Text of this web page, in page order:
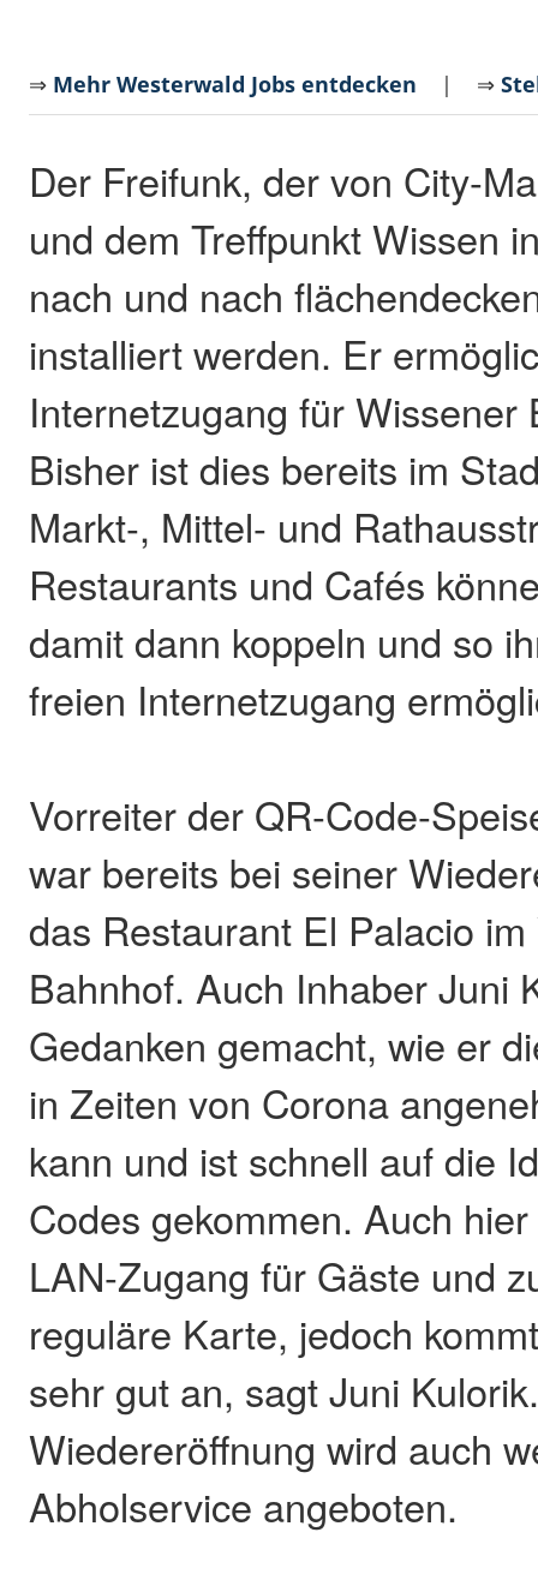
⇒ Mehr Westerwald Jobs entdecken | ⇒
Der Freifunk, der von City-
und dem Treffpunkt Wissen
nach und nach
installiert werden. Er
Internetzugang für Wissener
Bisher ist dies bereits im
Markt-, Mittel- und
Restaurants und Cafés
damit dann koppeln und so
freien Internetzugang
Vorreiter der QR-Code-
war bereits bei seiner
das Restaurant El Palacio
Bahnhof. Auch Inhaber Juni
Gedanken gemacht, wie er
in Zeiten von Corona
kann und ist schnell auf die
Codes gekommen. Auch
LAN-Zugang für Gäste und
reguläre Karte, jedoch
sehr gut an, sagt Juni
Wiedereröffnung wird auch
Abholservice angeboten.